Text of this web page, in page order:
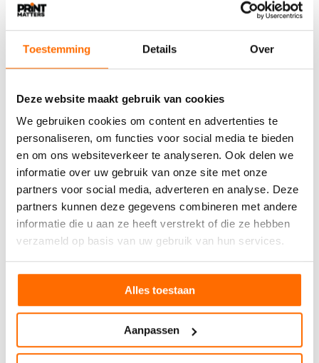
Toestemming Details Over
Deze website maakt gebruik van cookies
We gebruiken cookies om content en advertenties te
personaliseren, om functies voor social media te bieden
en om ons websiteverkeer te analyseren. Ook delen we
informatie over uw gebruik van onze site met onze
partners voor social media, adverteren en analyse. Deze
partners kunnen deze gegevens combineren met andere
informatie die u aan ze heeft verstrekt of die ze hebben
verzameld op basis van uw gebruik van hun services.
Alles toestaan
Aanpassen
Hoe is het met: Omnimark
Omnimark is een specialist in de belettering en
aankleding van voertuigen, gebouwen en producten.
KLM,…